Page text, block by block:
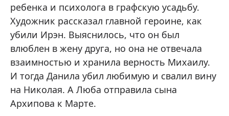
ребенка и психолога в графскую усадьбу.
Художник рассказал главной героине, как
убили Ирэн. Выяснилось, что он был
влюблен в жену друга, но она не отвечала
взаимностью и хранила верность Михаилу.
И тогда Данила убил любимую и свалил вину
на Николая. А Люба отправила сына
Архипова к Марте.